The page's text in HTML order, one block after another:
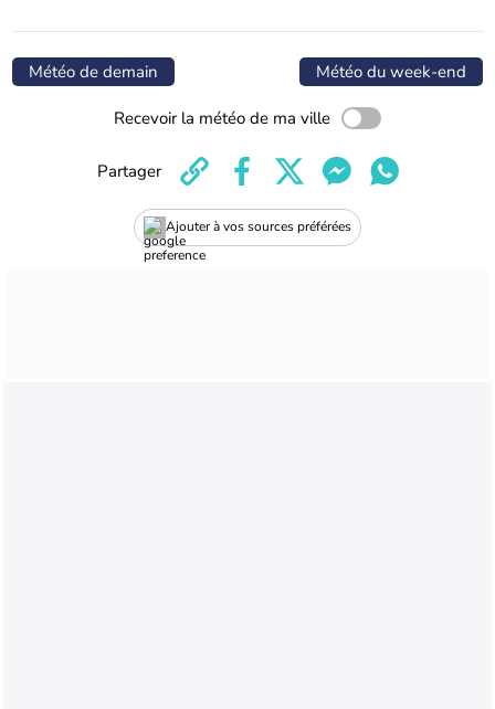
Météo de demain Météo du week-end
Recevoir la météo de ma ville
Ajouter à vos sources préférées
Partager